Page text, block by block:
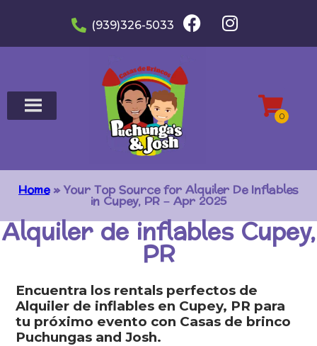
(939)326-5033
Home»Your Top Source for Alquiler De Inflables
in Cupey, PR – Apr 2025
Alquiler de inflables Cupey,
PR
Encuentra los rentals perfectos de
Alquiler de inflables en Cupey, PR para
tu próximo evento con Casas de brinco
Puchungas and Josh.